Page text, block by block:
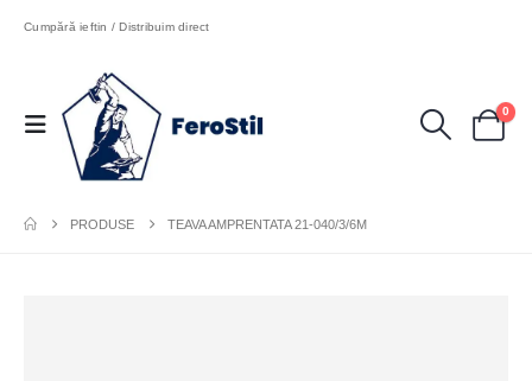
Cumpără ieftin / Distribuim direct
0
PRODUSE TEAVA AMPRENTATA 21-040/3/6M